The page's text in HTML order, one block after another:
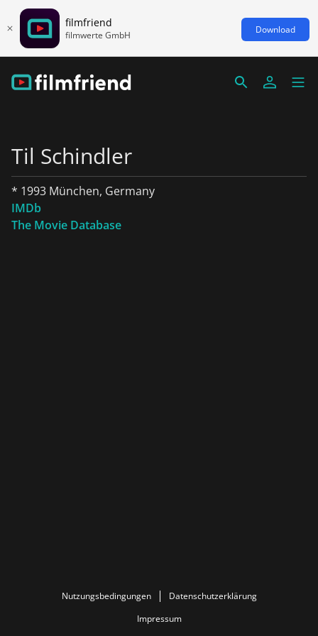
filmfriend
filmwerte GmbH Download
Til Schindler
* 1993 München, Germany
IMDb
The Movie Database
Nutzungsbedingungen
Datenschutzerklärung
Impressum